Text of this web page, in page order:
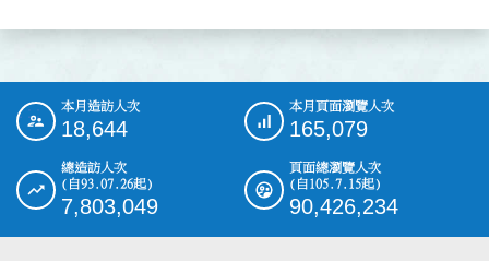
::: 本月造訪人次
18,644
本月頁面瀏覽人次
165,079
總造訪人次
(自93.07.26起)
7,803,049
頁面總瀏覽人次
(自105.7.15起)
90,426,234